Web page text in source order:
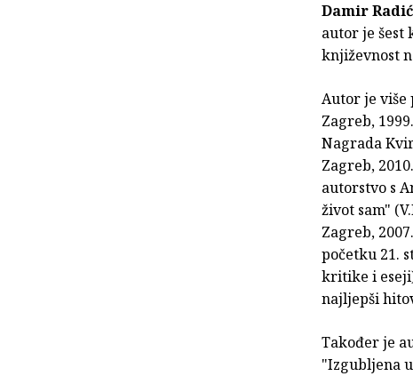
Damir Radić
autor je šest
književnost
Autor je više
Zagreb,
Nagrada
Zagreb,
autorstvo s
život sam"
Zagreb,
početku 21.
kritike i
najljepši
Također je
"Izgubljena